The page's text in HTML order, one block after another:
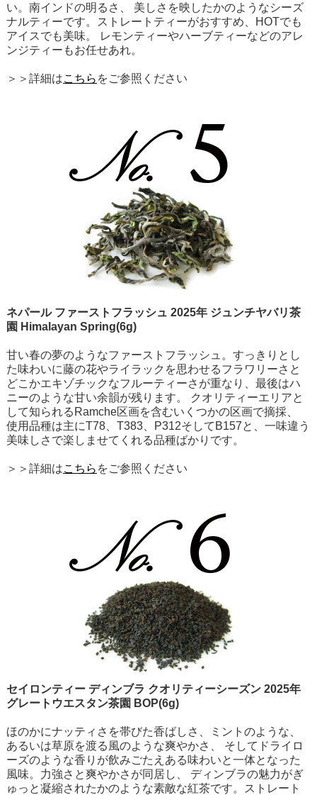
い。南インドの明るさ、 美しさを映したかのようなシーズ
ナルティーです。ストレートティーがおすすめ、HOTでも
アイスでも美味。 レモンティーやハーブティーなどのアレ
ンジティーもお任せあれ。
＞＞詳細はこちら をご参照ください
ネパール ファーストフラッシュ 2025年 ジュンチヤバリ茶
園 Himalayan Spring(6g)
甘い春の夢のようなファーストフラッシュ。すっきりとし
た味わいに藤の花やライラックを思わせるフラワリーさと
どこかエキゾチックなフルーティーさが重なり、最後はハ
ニーのような甘い余韻が残ります。 クオリティーエリアと
して知られるRamche区画を含むいくつかの区画で摘採、
使用品種は主にT78、T383、P312そしてB157と、一味違う
美味しさで楽しませてくれる品種ばかりです。
＞＞詳細はこちら をご参照ください
セイロンティー ディンブラ クオリティーシーズン 2025年
グレートウエスタン茶園 BOP(6g)
ほのかにナッティさを帯びた香ばしさ、ミントのような、
あるいは草原を渡る風のような爽やかさ、 そしてドライロ
ーズのような香りが飲みごたえある味わいと一体となった
風味。力強さと爽やかさが同居し、 ディンブラの魅力がぎ
ゅっと凝縮されたかのような素敵な紅茶です。ストレート